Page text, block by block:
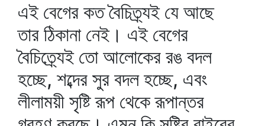
এই বেগের কত বৈচিত্র্যই যে আছে
তার ঠিকানা নেই। এই বেগের
বৈচিত্র্যেই তো আলোকের রঙ বদল
হচ্ছে, শব্দের সুর বদল হচ্ছে, এবং
লীলাময়ী সৃষ্টি রূপ থেকে রূপান্তর